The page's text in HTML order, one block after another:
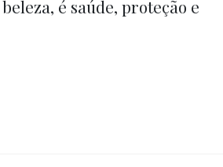
é saúde, proteção e